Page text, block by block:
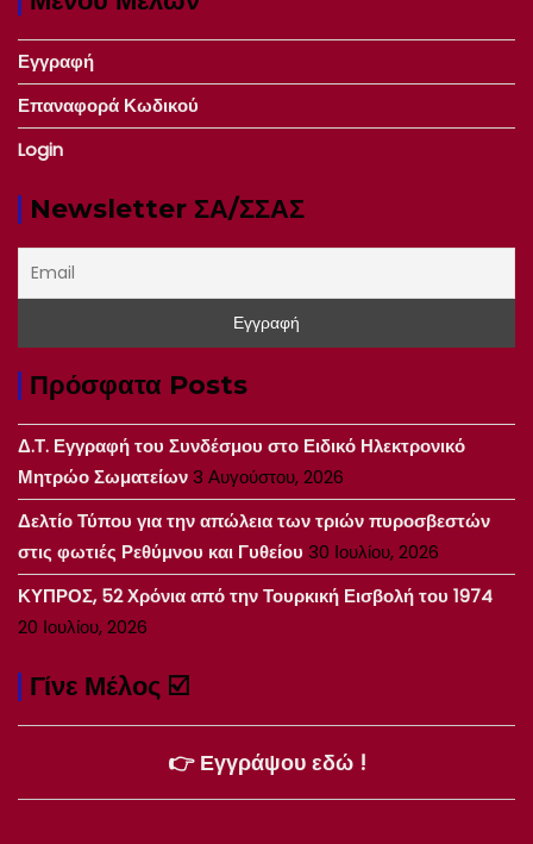
Εγγραφή
Επαναφορά Κωδικού
Login
Newsletter ΣΑ/ΣΣΑΣ
Πρόσφατα Posts
Δ.Τ. Εγγραφή του Συνδέσμου στο Ειδικό Ηλεκτρονικό
Μητρώο Σωματείων3 Αυγούστου, 2026
Δελτίο Τύπου για την απώλεια των τριών πυροσβεστών
στις φωτιές Ρεθύμνου και Γυθείου 30 Ιουλίου, 2026
ΚΥΠΡΟΣ, 52 Χρόνια από την Τουρκική Εισβολή του 1974
20 Ιουλίου, 2026
Γίνε Μέλος ☑️
👉 Εγγράψου εδώ !